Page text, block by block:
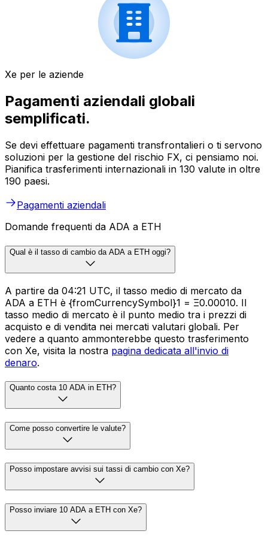
Xe per le aziende
Pagamenti aziendali globali
semplificati.
Se devi effettuare pagamenti transfrontalieri o ti servono
soluzioni per la gestione del rischio FX, ci pensiamo noi.
Pianifica trasferimenti internazionali in 130 valute in oltre
190 paesi.
Pagamenti aziendali
Domande frequenti da ADA a ETH
Qual è il tasso di cambio da ADA a ETH oggi?
A partire da 04:21 UTC, il tasso medio di mercato da
ADA a ETH è {fromCurrencySymbol}1 = Ξ0.00010. Il
tasso medio di mercato è il punto medio tra i prezzi di
acquisto e di vendita nei mercati valutari globali. Per
vedere a quanto ammonterebbe questo trasferimento
con Xe, visita la nostra pagina dedicata all'invio di
denaro.
Quanto costa 10 ADA in ETH?
Come posso convertire le valute?
Posso impostare avvisi sui tassi di cambio con Xe?
Posso inviare 10 ADA a ETH con Xe?